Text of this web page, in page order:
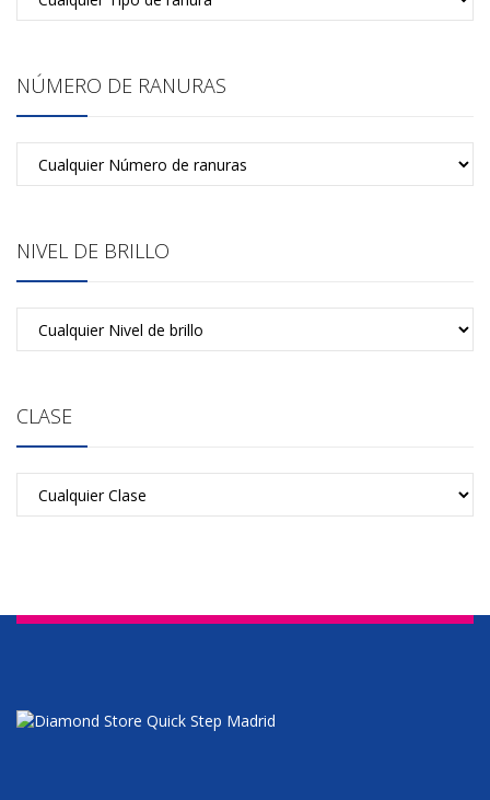
NÚMERO DE RANURAS
NIVEL DE BRILLO
CLASE